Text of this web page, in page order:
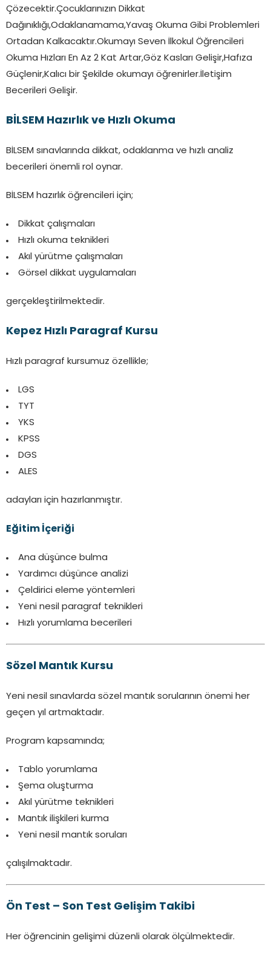
Çözecektir.Çocuklarınızın Dikkat
Dağınıklığı,Odaklanamama,Yavaş Okuma Gibi Problemleri
Ortadan Kalkacaktır.Okumayı Seven İlkokul Öğrencileri
Okuma Hızları En Az 2 Kat Artar,Göz Kasları Gelişir,Hafıza
Güçlenir,Kalıcı bir Şekilde okumayı öğrenirler.İletişim
Becerileri Gelişir.
BİLSEM Hazırlık ve Hızlı Okuma
BİLSEM sınavlarında dikkat, odaklanma ve hızlı analiz
becerileri önemli rol oynar.
BİLSEM hazırlık öğrencileri için;
Dikkat çalışmaları
Hızlı okuma teknikleri
Akıl yürütme çalışmaları
Görsel dikkat uygulamaları
gerçekleştirilmektedir.
Kepez Hızlı Paragraf Kursu
Hızlı paragraf kursumuz özellikle;
LGS
TYT
YKS
KPSS
DGS
ALES
adayları için hazırlanmıştır.
Eğitim İçeriği
Ana düşünce bulma
Yardımcı düşünce analizi
Çeldirici eleme yöntemleri
Yeni nesil paragraf teknikleri
Hızlı yorumlama becerileri
Sözel Mantık Kursu
Yeni nesil sınavlarda sözel mantık sorularının önemi her
geçen yıl artmaktadır.
Program kapsamında;
Tablo yorumlama
Şema oluşturma
Akıl yürütme teknikleri
Mantık ilişkileri kurma
Yeni nesil mantık soruları
çalışılmaktadır.
Ön Test – Son Test Gelişim Takibi
Her öğrencinin gelişimi düzenli olarak ölçülmektedir.